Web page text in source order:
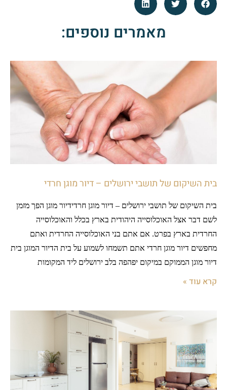
מאמרים נוספים:
בית השיקום של תושבי ירושלים – דיור מוגן חרדי
בית השיקום של תושבי ירושלים – דיור מוגן חרדידיור מוגן הפך מזמן
לשם דבר אצל האוכלוסייה היהודית בארץ בכלל והאוכלוסייה
החרדית בארץ בפרט. אם אתם בני האוכלוסייה החרדית ואתם
מחפשים דיור מוגן חרדי אתם תשמחו לשמוע על בית הדיור המוגן בית
דיור מוגן הממוקם במיקום יפהפה בלב ירושלים ליד המקומות
קרא עוד »